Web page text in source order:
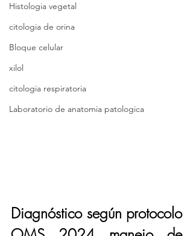
Histologia vegetal
citologia de orina
Bloque celular
xilol
citologia respiratoria
Laboratorio de anatomia patologica
Diagnóstico según protocolo